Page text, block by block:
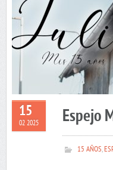
15
02 2025 Espejo
15 AÑOS,